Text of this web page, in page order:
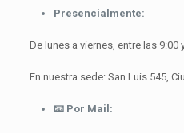
Presencialmente:
De lunes a viernes, entre las 9:00
En nuestra sede: San Luis 545,
📧Por Mail: